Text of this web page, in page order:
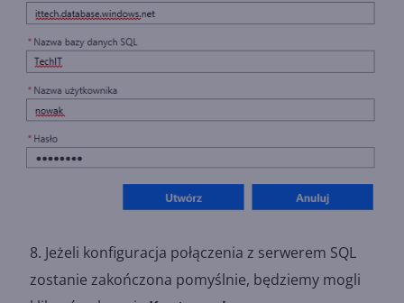
Jeżeli konfiguracja połączenia z serwerem SQL
zostanie zakończona pomyślnie, będziemy mogli